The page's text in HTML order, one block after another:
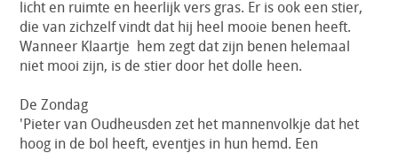
licht en ruimte en heerlijk vers gras. Er is ook een stier,
die van zichzelf vindt dat hij heel mooie benen heeft.
Wanneer Klaartje hem zegt dat zijn benen helemaal
niet mooi zijn, is de stier door het dolle heen.
De Zondag
'Pieter van Oudheusden zet het mannenvolkje dat het
hoog in de bol heeft, eventjes in hun hemd. Een